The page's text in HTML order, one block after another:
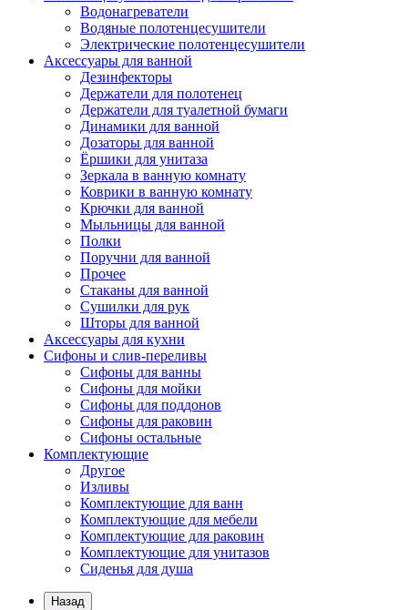
Водонагреватели
Водяные полотенцесушители
Электрические полотенцесушители
Аксессуары для ванной
Дезинфекторы
Держатели для полотенец
Держатели для туалетной бумаги
Динамики для ванной
Дозаторы для ванной
Ёршики для унитаза
Зеркала в ванную комнату
Коврики в ванную комнату
Крючки для ванной
Мыльницы для ванной
Полки
Поручни для ванной
Прочее
Стаканы для ванной
Сушилки для рук
Шторы для ванной
Аксессуары для кухни
Сифоны и слив-переливы
Сифоны для ванны
Сифоны для мойки
Сифоны для поддонов
Сифоны для раковин
Сифоны остальные
Комплектующие
Другое
Изливы
Комплектующие для ванн
Комплектующие для мебели
Комплектующие для раковин
Комплектующие для унитазов
Сиденья для душа
Назад